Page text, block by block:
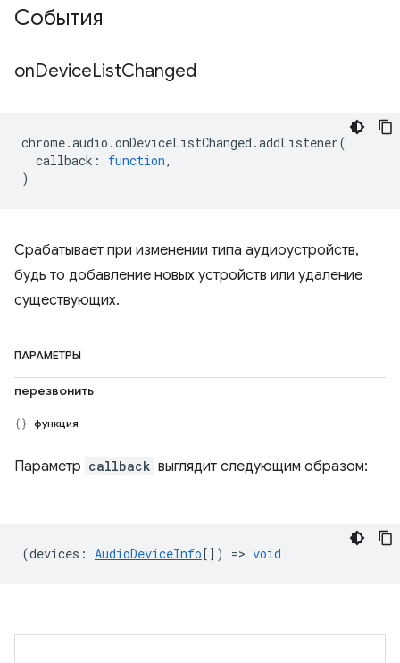
События
onDeviceListChanged
chrome.audio .onDeviceListChanged .addListener(
callback : function,
)
Срабатывает при изменении типа аудиоустройств,
будь то добавление новых устройств или удаление
существующих.
ПАРАМЕТРЫ
перезвонить
функция
Параметр callback выглядит следующим образом:
(devices : AudioDeviceInfo[]) => void